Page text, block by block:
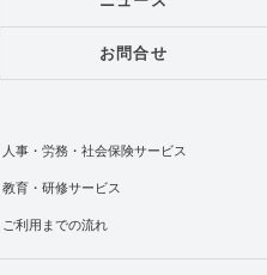
お問合せ
人事・労務・社会保険サービス
教育・研修サービス
ご利用までの流れ